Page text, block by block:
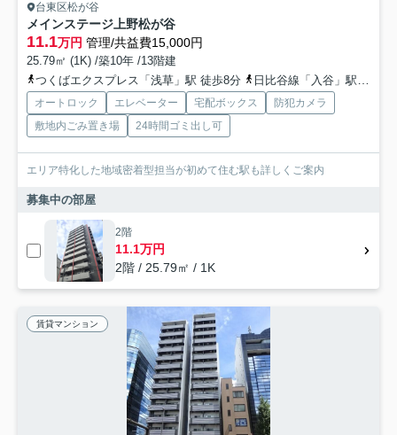
台東区松が谷
メインステージ上野松が谷
11.1万円 管理/共益費15,000円
25.79㎡ (1K) /築10年 /13階建
つくばエクスプレス「浅草」駅 徒歩8分
日比谷線「入谷」駅 徒歩6分
オートロック エレベーター 宅配ボックス
防犯カメラ
敷地内ごみ置き場
24時間ゴミ出し可
エリア特化した地域密着型担当が初めて住む駅も詳しくご案内
募集中の部屋
2階
11.1万円
2階 / 25.79㎡ / 1K
賃貸マンション